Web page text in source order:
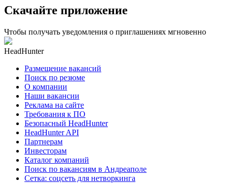
Скачайте приложение
Чтобы получать уведомления о приглашениях мгновенно
HeadHunter
Размещение вакансий
Поиск по резюме
О компании
Наши вакансии
Реклама на сайте
Требования к ПО
Безопасный HeadHunter
HeadHunter API
Партнерам
Инвесторам
Каталог компаний
Поиск по вакансиям в Андреаполе
Сетка: соцсеть для нетворкинга